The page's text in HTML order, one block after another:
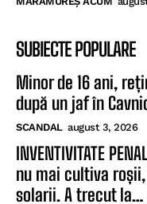
SUBIECTE POPULARE
Minor de 16 ani,
după un jaf în
SCANDAL august 3, 2026
INVENTIVITATE
nu mai cultiva
solarii. A trecut la…